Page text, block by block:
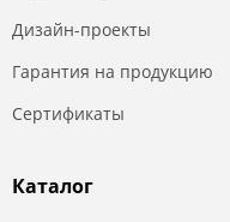
Дизайн-проекты
Гарантия на продукцию
Сертификаты
Каталог